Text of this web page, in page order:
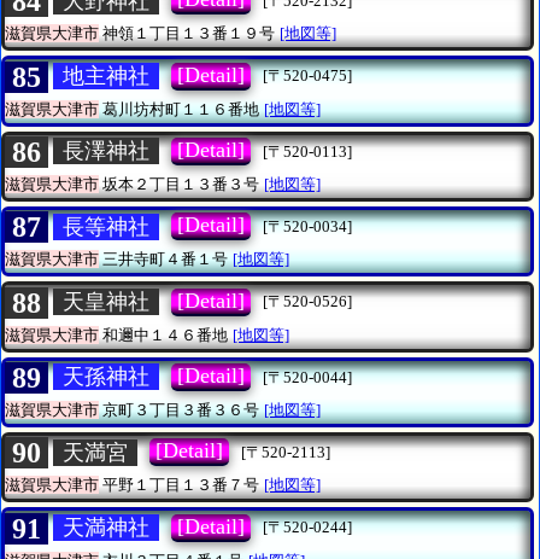
滋賀県大津市神領１丁目１３番１９号 [地図等]
85 地主神社 [Detail]
[〒520-0475]
滋賀県大津市葛川坊村町１１６番地 [地図等]
86 長澤神社 [Detail]
[〒520-0113]
滋賀県大津市 坂本２丁目１３番３号 [地図等]
87 長等神社 [Detail]
[〒520-0034]
滋賀県大津市三井寺町４番１号 [地図等]
88 天皇神社 [Detail]
[〒520-0526]
滋賀県大津市 和邇中１４６番地 [地図等]
89 天孫神社 [Detail]
[〒520-0044]
滋賀県大津市京町３丁目３番３６号 [地図等]
90 天満宮 [Detail]
[〒520-2113]
滋賀県大津市平野１丁目１３番７号 [地図等]
91 天満神社 [Detail]
[〒520-0244]